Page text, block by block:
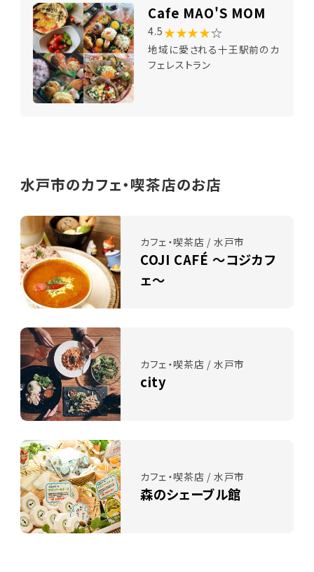
Cafe MAO'S MOM
4.5 ★★★★☆
地域に愛される十王駅前のカ
フェレストラン
水戸市のカフェ・喫茶店のお店
カフェ・喫茶店 / 水戸市
COJI CAFÉ ～コジカフ
ェ～
カフェ・喫茶店 / 水戸市
city
カフェ・喫茶店 / 水戸市
森のシェーブル館